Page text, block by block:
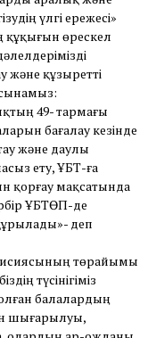
үлгі ережесі»
өрескел
және құзыретті
49- тармағы
бағалау кезінде
және даулы
ету, ҰБТ-ға
қорғау мақсатында
ҰБТӨП-де
деп
төрайымы
түсінігіміз
балалардың
шығарылуы,